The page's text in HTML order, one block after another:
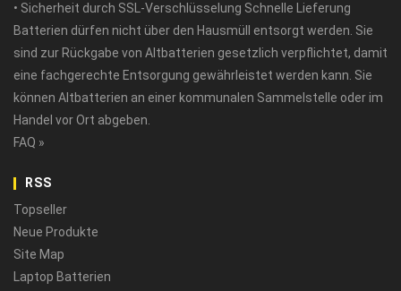
• Sicherheit durch SSL-Verschlüsselung Schnelle Lieferung
Batterien dürfen nicht über den Hausmüll entsorgt werden. Sie
sind zur Rückgabe von Altbatterien gesetzlich verpflichtet, damit
eine fachgerechte Entsorgung gewährleistet werden kann. Sie
können Altbatterien an einer kommunalen Sammelstelle oder im
Handel vor Ort abgeben.
FAQ »
RSS
Topseller
Neue Produkte
Site Map
Laptop Batterien